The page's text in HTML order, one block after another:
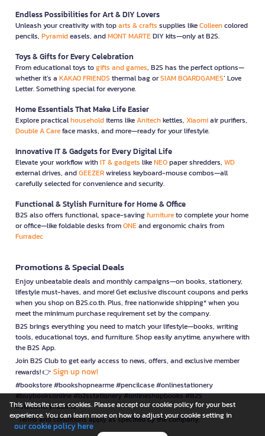
Endless Possibilities for Art & DIY Lovers
Unleash your creativity with toparts & crafts supplies likeColleencolored
pencils, Pyramideasels, andMONT MARTEDIY kits—only at B2S.
Toys & Gifts for Every Celebration
From educational toys togifts and games, B2S has the perfect options—
whether it’s a KAKAO FRIENDS thermal bag orSIAM BOARDGAMES’ Love
Letter. Something special for everyone.
Home Essentials That Make Life Easier
Explore practicalhouseholditems likeAnitechkettles, Xiaomiair purifiers,
Double A Careface masks, and more—ready for your lifestyle.
Innovative IT & Gadgets for Every Digital Life
Elevate your workflow withIT & gadgets likeNEOpaper shredders, WD
external drives, andGEEZERwireless keyboard-mouse combos—all
carefully selected for convenience and security.
Functional & Stylish Furniture for Home & Office
B2S also offers functional, space-savingfurnitureto complete your home
or office—like foldable desks fromONEand ergonomic chairs from
Furradec
Promotions & Special Deals
Enjoy unbeatable deals and monthly campaigns—on books, stationery,
lifestyle must-haves, and more! Get exclusive discount coupons and perks
when you shop on B2S.co.th. Plus, free nationwide shipping* when you
meet the minimum purchase requirement set by the company.
B2S brings everything you need to match your lifestyle—books, writing
tools, educational toys, and furniture. Shop easily anytime, anywhere with
the B2S App.
Join B2S Club to get early access to news, offers, and exclusive member
rewards! 👉 Sign up now!
#bookstore #bookshopnearme #pencilcase #onlinestationery
#buybooksonline #b2sstationery #onlineshopbooks #B2S
#stationerynearme
*Terms and conditions apply as specified by the company.
This Website uses cookies. Please accept our cookie policy for your best
experience. You can learn more on how to adjust your cookie setting in
our cookie policy here